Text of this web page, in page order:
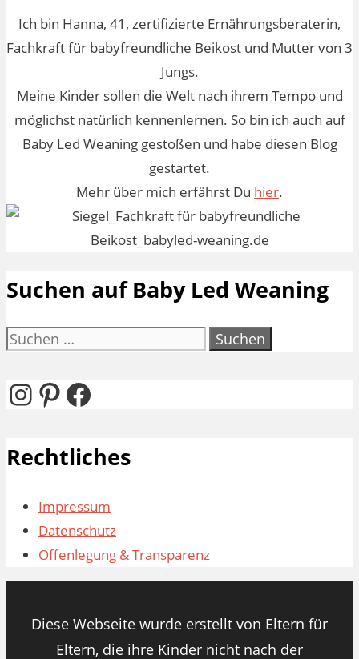
Ich bin Hanna, 41, zertifizierte Ernährungsberaterin,
Fachkraft für babyfreundliche Beikost und Mutter von 3
Jungs.
Meine Kinder sollen die Welt nach ihrem Tempo und
möglichst natürlich kennenlernen. So bin ich auch auf
Baby Led Weaning gestoßen und habe diesen Blog
gestartet.
Mehr über mich erfährst Du hier.
Suchen auf Baby Led Weaning
Suchen
Instagram
Pinterest
Facebook
Rechtliches
Impressum
Datenschutz
Offenlegung & Transparenz
Diese Webseite wurde erstellt von Eltern für
Eltern, die ihre Kinder nicht nach der